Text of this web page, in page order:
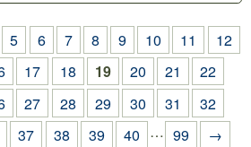
5 6 7 8 9 10 11
12
17 18 19 20 21
22
27 28 29 30 31
32
37 38 39 40 … 99 →